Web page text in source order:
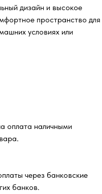
дизайн и высокое
пространство для
условиях или
оплата наличными
через банковские
банков.